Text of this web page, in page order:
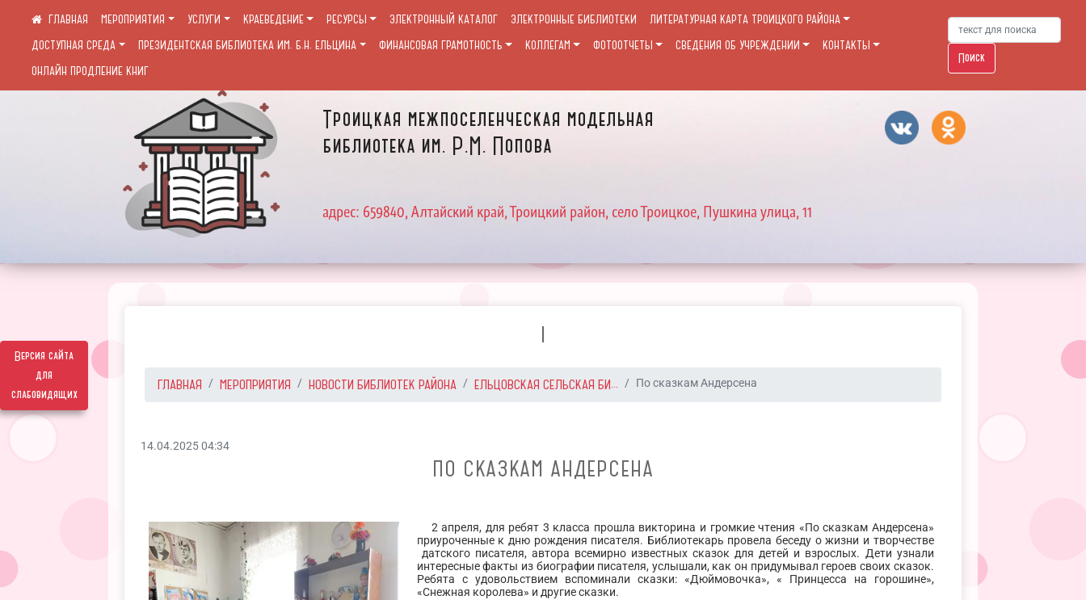
Версия сайта
для
слабовидящих
Троицкая межпоселенческая модельная
библиотека им. Р.М. Попова
адрес: 659840, Алтайский край, Троицкий район, село Троицкое, Пушкина улица, 11
МЕРОПРИЯТИЯ УСЛУГИ КРАЕВЕДЕНИЕ РЕСУРСЫ ЭЛЕКТРОННЫЙ КАТАЛОГ ЭЛЕКТРОННЫЕ БИБЛИОТЕКИ
ЛИТЕРАТУРНАЯ КАРТА ТРОИЦКОГО РАЙОНА
ДОСТУПНАЯ СРЕДА
ПРЕЗИДЕНТСКАЯ БИБЛИОТЕКА ИМ. Б.Н. ЕЛЬЦИНА ФИНАНСОВАЯ ГРАМОТНОСТЬ КОЛЛЕГАМ ФОТООТЧЕТЫ СВЕДЕНИЯ ОБ УЧРЕЖДЕНИИ
КОНТАКТЫ
ОНЛАЙН ПРОДЛЕНИЕ КНИГ
Поиск
I
ГЛАВНАЯ МЕРОПРИЯТИЯ НОВОСТИ БИБЛИОТЕК РАЙОНА ЕЛЬЦОВСКАЯ СЕЛЬСКАЯ БИ... По сказкам Андерсена
14.04.2025 04:34
ПО СКАЗКАМ АНДЕРСЕНА
2 апреля, для ребят 3 класса прошла викторина и громкие чтения «По сказкам Андерсена»
приуроченные к дню рождения писателя. Библиотекарь провела беседу о жизни и творчестве
датского писателя, автора всемирно известных сказок для детей и взрослых. Дети узнали
интересные факты из биографии писателя, услышали, как он придумывал героев своих сказок.
Ребята с удовольствием вспоминали сказки: «Дюймовочка», « Принцесса на горошине»,
«Снежная королева» и другие сказки.